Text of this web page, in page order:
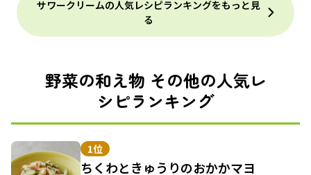
サワークリームの人気レシピランキングをもっと見
る
野菜の和え物 その他の人気レ
シピランキング
1位
ちくわときゅうりのおかかマヨ